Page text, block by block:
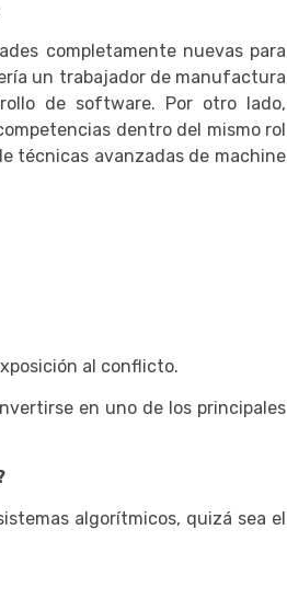
completamente nuevas para
un trabajador de manufactura
de software. Por otro lado,
dentro del mismo rol
técnicas avanzadas de machine
al conflicto.
en uno de los principales
algorítmicos, quizá sea el